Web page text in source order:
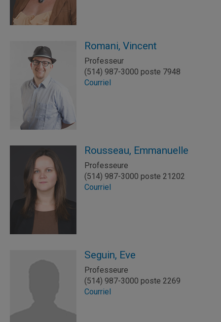
Romani, Vincent
Professeur
(514) 987-3000 poste 7948
Courriel
Rousseau, Emmanuelle
Professeure
(514) 987-3000 poste 21202
Courriel
Seguin, Eve
Professeure
(514) 987-3000 poste 2269
Courriel